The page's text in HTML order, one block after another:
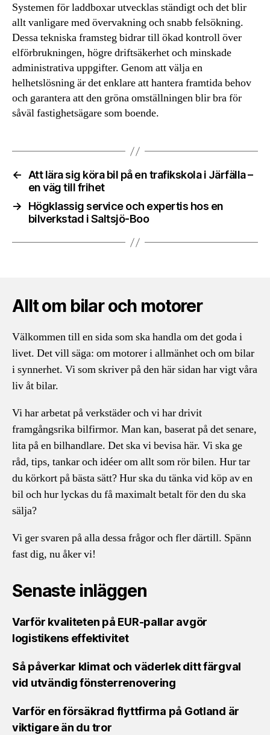
Systemen för laddboxar utvecklas ständigt och det blir
allt vanligare med övervakning och snabb felsökning.
Dessa tekniska framsteg bidrar till ökad kontroll över
elförbrukningen, högre driftsäkerhet och minskade
administrativa uppgifter. Genom att välja en
helhetslösning är det enklare att hantera framtida behov
och garantera att den gröna omställningen blir bra för
såväl fastighetsägare som boende.
← Att lära sig köra bil på en trafikskola i Järfälla –
en väg till frihet
→
Högklassig service och expertis hos en
bilverkstad i Saltsjö-Boo
Allt om bilar och motorer
Välkommen till en sida som ska handla om det goda i
livet. Det vill säga: om motorer i allmänhet och om bilar
i synnerhet. Vi som skriver på den här sidan har vigt våra
liv åt bilar.
Vi har arbetat på verkstäder och vi har drivit
framgångsrika bilfirmor. Man kan, baserat på det senare,
lita på en bilhandlare. Det ska vi bevisa här. Vi ska ge
råd, tips, tankar och idéer om allt som rör bilen. Hur tar
du körkort på bästa sätt? Hur ska du tänka vid köp av en
bil och hur lyckas du få maximalt betalt för den du ska
sälja?
Vi ger svaren på alla dessa frågor och fler därtill. Spänn
fast dig, nu åker vi!
Senaste inläggen
Varför kvaliteten på EUR-pallar avgör
logistikens effektivitet
Så påverkar klimat och väderlek ditt färgval
vid utvändig fönsterrenovering
Varför en försäkrad flyttfirma på Gotland är
viktigare än du tror